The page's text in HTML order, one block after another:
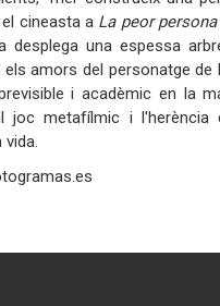
cineasta a La peor
desplega una espessa
els amors del personatge
i acadèmic en la
joc metafílmic i